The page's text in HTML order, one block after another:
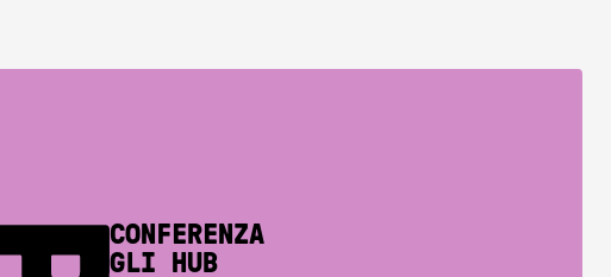
CONFERENZA
GLI HUB